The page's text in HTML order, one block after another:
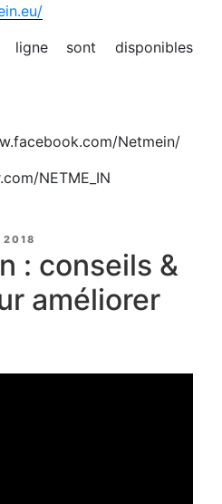
ligne sont disponibles
Netmein/
NETME_IN
2018
: conseils &
améliorer